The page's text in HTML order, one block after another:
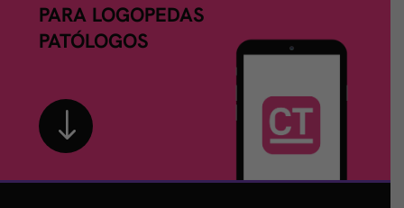
PARA LOGOPEDAS
PATÓLOGOS